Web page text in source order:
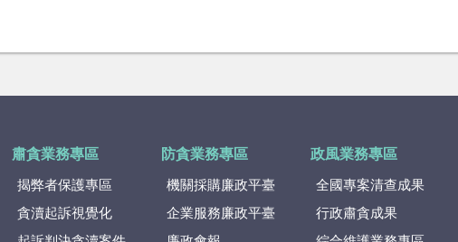
肅貪業務專區
揭弊者保護專區
貪瀆起訴視覺化
防貪業務專區
機關採購廉政平臺
企業服務廉政平臺
政風業務專區
全國專案清查成果
行政肅貪成果